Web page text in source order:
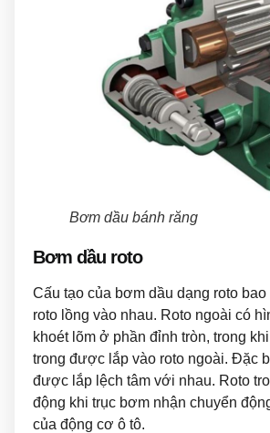
Bơm dầu bánh răng
Bơm dầu roto
Cấu tạo của bơm dầu dạng roto
roto lồng vào nhau. Roto ngoài có
khoét lõm ở phần đỉnh tròn, trong
trong được lắp vào roto ngoài. Đặc
được lắp lệch tâm với nhau. Roto
động khi trục bơm nhận chuyển
của động cơ ô tô.